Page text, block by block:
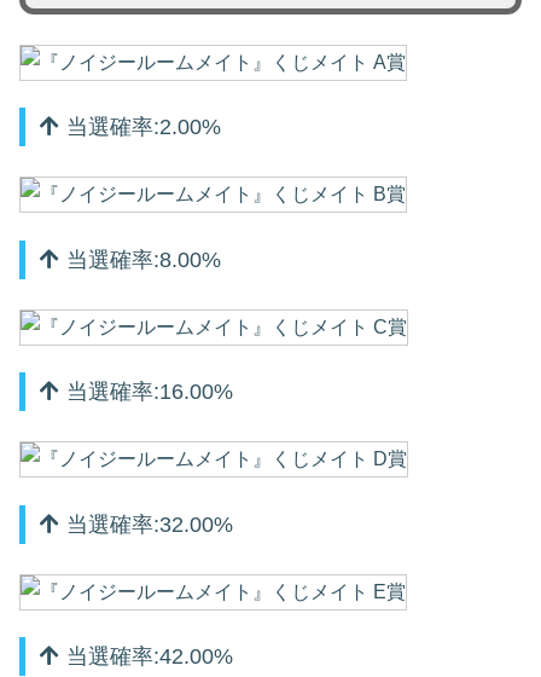
当選確率:2.00%
当選確率:8.00%
当選確率:16.00%
当選確率:32.00%
当選確率:42.00%